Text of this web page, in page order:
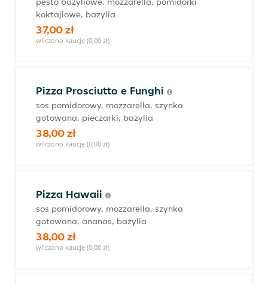
koktajlowe, bazylia
37,00 zł
wliczono kaucję (0,00 zł)
Pizza Prosciutto e Funghi
sos pomidorowy, mozzarella, szynka
gotowana, pieczarki, bazylia
38,00 zł
wliczono kaucję (0,00 zł)
Pizza Hawaii
sos pomidorowy, mozzarella, szynka
gotowana, ananas, bazylia
38,00 zł
wliczono kaucję (0,00 zł)